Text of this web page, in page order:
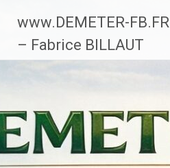
contenu
principal
www.DEMETER-FB.FR
– Fabrice BILLAUT